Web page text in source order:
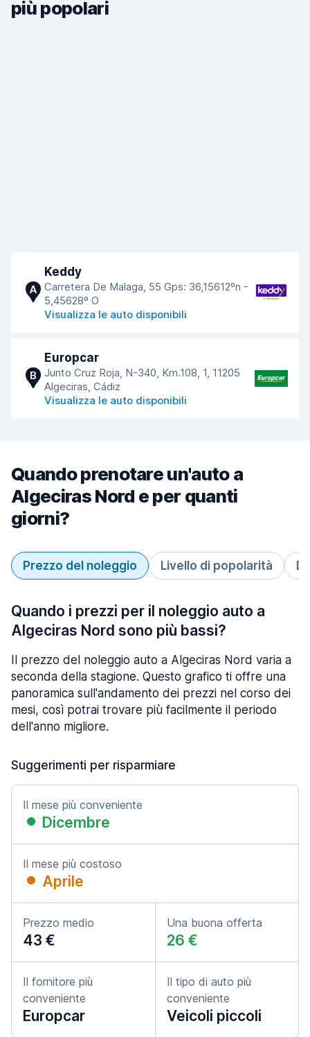
più popolari
A
Keddy
Carretera De Malaga, 55 Gps: 36,15612ºn -
5,45628º O
Visualizza le auto disponibili
B
Europcar
Junto Cruz Roja, N-340, Km.108, 1, 11205
Algeciras, Cádiz
Visualizza le auto disponibili
Quando prenotare un'auto a
Algeciras Nord e per quanti
giorni?
Prezzo del noleggio Livello di popolarità
Quando i prezzi per il noleggio auto a
Algeciras Nord sono più bassi?
Il prezzo del noleggio auto a Algeciras Nord varia a
seconda della stagione. Questo grafico ti offre una
panoramica sull'andamento dei prezzi nel corso dei
mesi, così potrai trovare più facilmente il periodo
dell'anno migliore.
Suggerimenti per risparmiare
Il mese più conveniente
Dicembre
Il mese più costoso
Aprile
Prezzo medio
43 €
Una buona offerta
26 €
Il fornitore più
conveniente
Europcar
Il tipo di auto più
conveniente
Veicoli piccoli